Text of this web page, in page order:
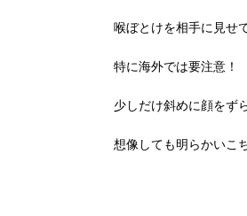
喉ぼとけを相手に見せ
特に海外では要注意！
少しだけ斜めに顔をず
想像しても明らかいこ